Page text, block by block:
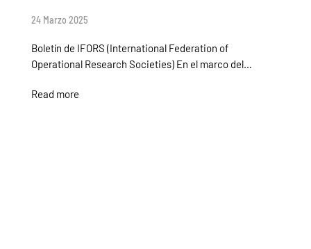
24 Marzo 2025
Boletín de IFORS (International Federation of
Operational Research Societies) En el marco del…
Read more